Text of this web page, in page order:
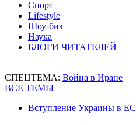
Спорт
Lifestyle
Шоу-биз
Наука
БЛОГИ ЧИТАТЕЛЕЙ
СПЕЦТЕМА: Война в Иране
ВСЕ ТЕМЫ
Вступление Украины в ЕС